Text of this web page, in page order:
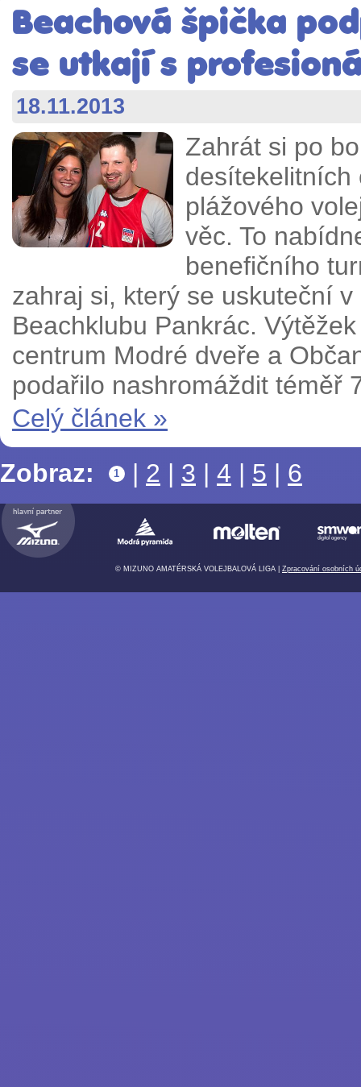
Beachová špička
se utkají s
18.11.2013
Zahrát si po
desítekelitních
plážového
věc. To
benefičního
zahraj si, který se uskuteční
Beachklubu Pankrác.
centrum Modré dveře a
podařilo nashromáždit téměř
Celý článek »
Zobraz:
1 | 2 | 3 | 4 | 5 | 6
© MIZUNO AMATÉRSKÁ VOLEJBALOVÁ LIGA | Zpracování osobních